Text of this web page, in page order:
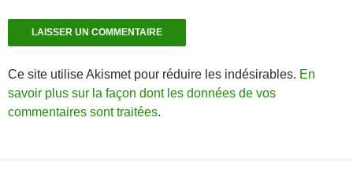
Ce site utilise Akismet pour réduire les indésirables. En
savoir plus sur la façon dont les données de vos
commentaires sont traitées.